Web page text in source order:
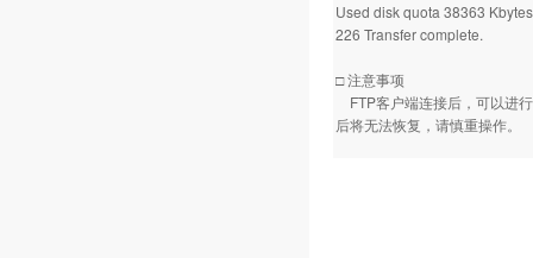
Used disk quota 38363
226 Transfer complete.
□ 注意事项
FTP客户端连接后，可以进
后将无法恢复，请慎重操作。